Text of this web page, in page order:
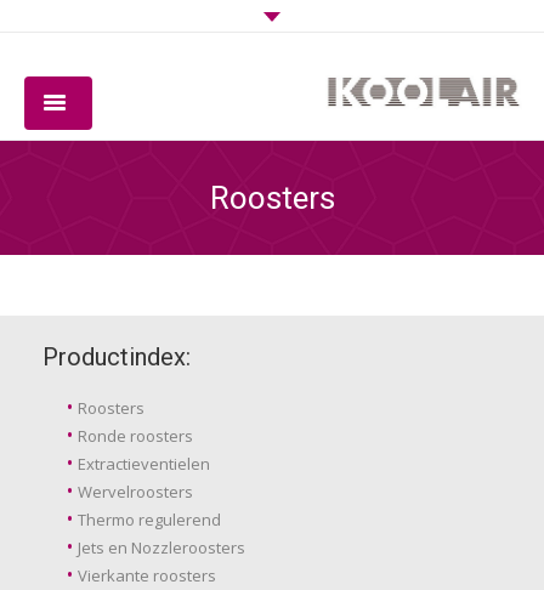
CONTACT
Roosters
Productindex:
Roosters
Ronde roosters
Extractieventielen
Wervelroosters
Thermo regulerend
Jets en Nozzleroosters
Vierkante roosters